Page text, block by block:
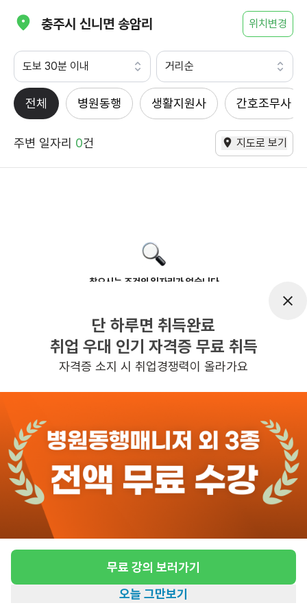
충주시 신니면 송암리 위치변경
도보 30분 이내 거리순
전체 병원동행 생활지원사 간호조무사
주변 일자리 0건 지도로 보기
찾으시는 조건의 일자리가 없습니다
반경 3KM 이내의 일자리 확인하기
단 하루면 취득완료
취업 우대 인기 자격증 무료 취득
자격증 소지 시 취업경쟁력이 올라가요
무료 강의 보러가기
오늘 그만보기